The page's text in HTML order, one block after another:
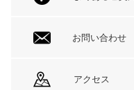
お問い合わせ
アクセス